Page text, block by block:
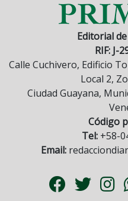
Editorial de
RIF: J-
Calle Cuchivero, Edificio
Local 2,
Ciudad Guayana,
Código
Tel:+58-
Email: